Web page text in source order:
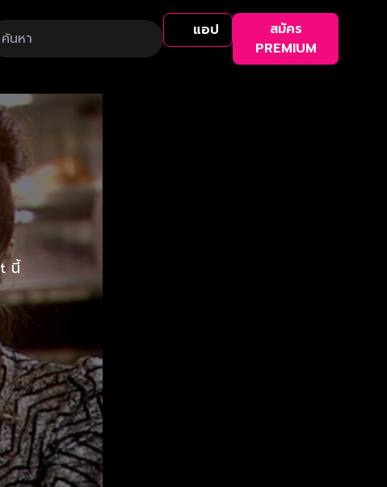
แอป
สมัคร
PREMIUM
นี้